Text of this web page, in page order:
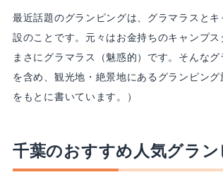
最近話題のグランピングは、グラマラスと
設のことです。元々はお金持ちのキャンプ
まさにグラマラス（魅惑的）です。そんな
を含め、観光地・絶景地にあるグランピン
をもとに書いています。）
千葉のおすすめ人気グラン